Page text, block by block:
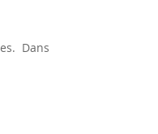
Dans